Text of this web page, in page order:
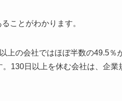
ことがわかります。
上の会社ではほぼ半数の49.5％
130日以上を休む会社は、企